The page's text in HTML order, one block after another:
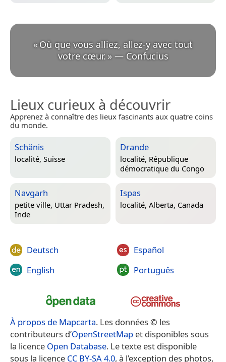
«Où que vous alliez, allez-y avec tout
votre cœur. » — Confucius
Lieux curieux à découvrir
Apprenez à connaître des lieux fascinants aux quatre coins
du monde.
Schänis
localité, Suisse
Drande
localité, République
démocratique du Congo
Navgarh
petite ville, Uttar Pradesh,
Inde
Ispas
localité, Alberta, Canada
Deutsch
English
Español
Português
À propos de Mapcarta. Les données © les
contributeurs d’OpenStreetMap et disponibles sous
la licence Open Database. Le texte est disponible
sous la licence CC BY-SA 4.0, à l’exception des photos,